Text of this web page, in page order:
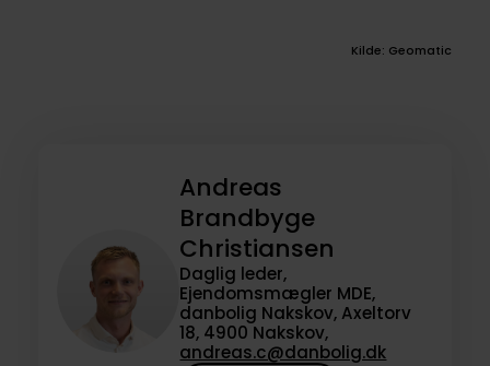
Kilde: Geomatic
Andreas
Brandbyge
Christiansen
Daglig leder,
Ejendomsmægler MDE,
danbolig Nakskov, Axeltorv
18, 4900 Nakskov,
andreas.c@danbolig.dk